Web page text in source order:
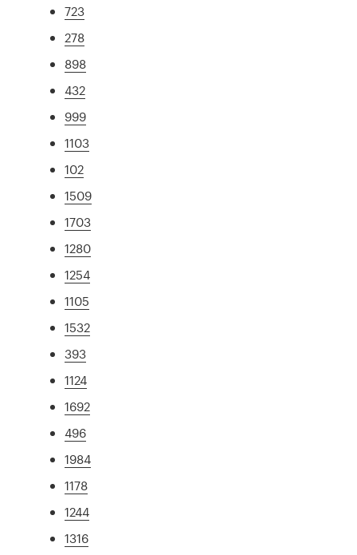
723
278
898
432
999
1103
102
1509
1703
1280
1254
1105
1532
393
1124
1692
496
1984
1178
1244
1316